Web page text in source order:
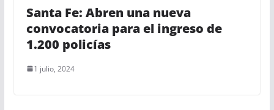
Santa Fe: Abren una nueva
convocatoria para el ingreso de
1.200 policías
1 julio, 2024